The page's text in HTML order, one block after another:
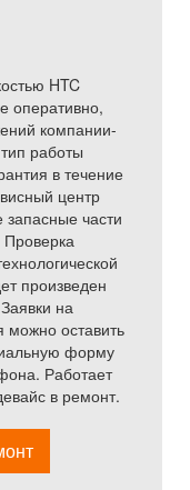
HTC
оперативно,
компании-
работы
в течение
центр
запасные части
произведен
на
можно оставить
форму
Работает
в ремонт.